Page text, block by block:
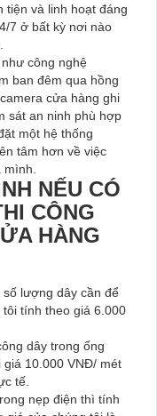
tiện và linh hoạt đáng
7 ở bất kỳ nơi nào
công nghệ
ban đêm qua hồng
cửa hàng ghi
sát an ninh phù hợp
một hệ thống
tâm hơn về việc
NẾU CÓ
CÔNG
HÀNG
số lượng dây cần để
tính theo giá 6.000
dây trong ống
10.000 VNĐ/ mét
tế.
nẹp điện thì tính